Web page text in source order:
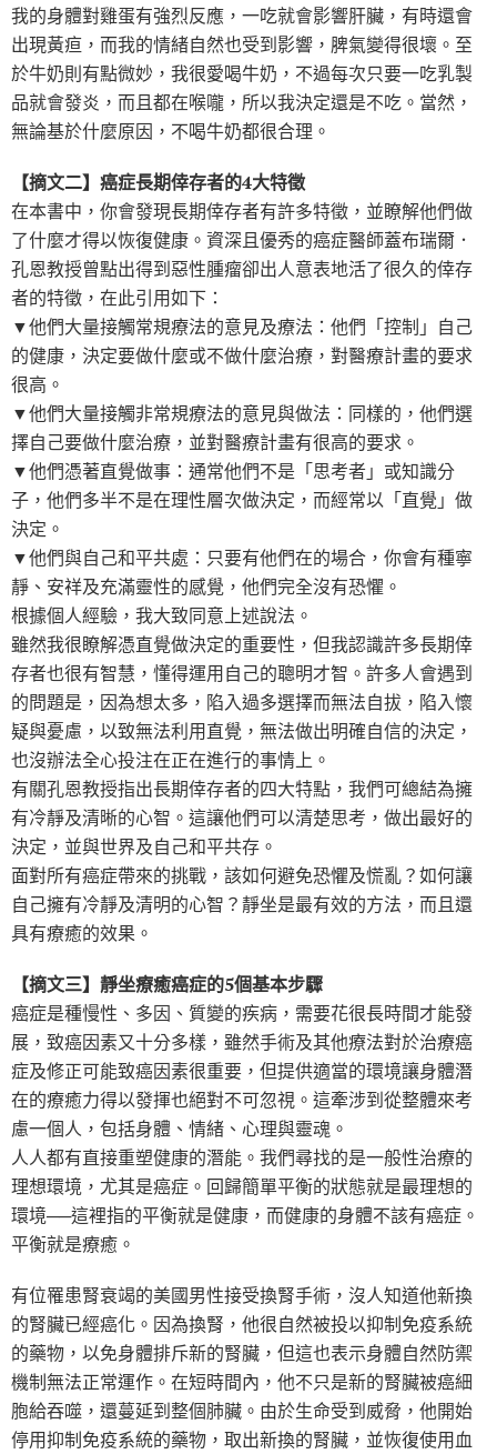
我的身體對雞蛋有強烈反應，一吃就會影響肝臟，有時還會
出現黃疸，而我的情緒自然也受到影響，脾氣變得很壞。至
於牛奶則有點微妙，我很愛喝牛奶，不過每次只要一吃乳製
品就會發炎，而且都在喉嚨，所以我決定還是不吃。當然，
無論基於什麼原因，不喝牛奶都很合理。
【摘文二】癌症長期倖存者的4大特徵
在本書中，你會發現長期倖存者有許多特徵，並瞭解他們做
了什麼才得以恢復健康。資深且優秀的癌症醫師蓋布瑞爾．
孔恩教授曾點出得到惡性腫瘤卻出人意表地活了很久的倖存
者的特徵，在此引用如下：
▼他們大量接觸常規療法的意見及療法：他們「控制」自己
的健康，決定要做什麼或不做什麼治療，對醫療計畫的要求
很高。
▼他們大量接觸非常規療法的意見與做法：同樣的，他們選
擇自己要做什麼治療，並對醫療計畫有很高的要求。
▼他們憑著直覺做事：通常他們不是「思考者」或知識分
子，他們多半不是在理性層次做決定，而經常以「直覺」做
決定。
▼他們與自己和平共處：只要有他們在的場合，你會有種寧
靜、安祥及充滿靈性的感覺，他們完全沒有恐懼。
根據個人經驗，我大致同意上述說法。
雖然我很瞭解憑直覺做決定的重要性，但我認識許多長期倖
存者也很有智慧，懂得運用自己的聰明才智。許多人會遇到
的問題是，因為想太多，陷入過多選擇而無法自拔，陷入懷
疑與憂慮，以致無法利用直覺，無法做出明確自信的決定，
也沒辦法全心投注在正在進行的事情上。
有關孔恩教授指出長期倖存者的四大特點，我們可總結為擁
有冷靜及清晰的心智。這讓他們可以清楚思考，做出最好的
決定，並與世界及自己和平共存。
面對所有癌症帶來的挑戰，該如何避免恐懼及慌亂？如何讓
自己擁有冷靜及清明的心智？靜坐是最有效的方法，而且還
具有療癒的效果。
【摘文三】靜坐療癒癌症的5個基本步驟
癌症是種慢性、多因、質變的疾病，需要花很長時間才能發
展，致癌因素又十分多樣，雖然手術及其他療法對於治療癌
症及修正可能致癌因素很重要，但提供適當的環境讓身體潛
在的療癒力得以發揮也絕對不可忽視。這牽涉到從整體來考
慮一個人，包括身體、情緒、心理與靈魂。
人人都有直接重塑健康的潛能。我們尋找的是一般性治療的
理想環境，尤其是癌症。回歸簡單平衡的狀態就是最理想的
環境──這裡指的平衡就是健康，而健康的身體不該有癌症。
平衡就是療癒。
有位罹患腎衰竭的美國男性接受換腎手術，沒人知道他新換
的腎臟已經癌化。因為換腎，他很自然被投以抑制免疫系統
的藥物，以免身體排斥新的腎臟，但這也表示身體自然防禦
機制無法正常運作。在短時間內，他不只是新的腎臟被癌細
胞給吞噬，還蔓延到整個肺臟。由於生命受到威脅，他開始
停用抑制免疫系統的藥物，取出新換的腎臟，並恢復使用血